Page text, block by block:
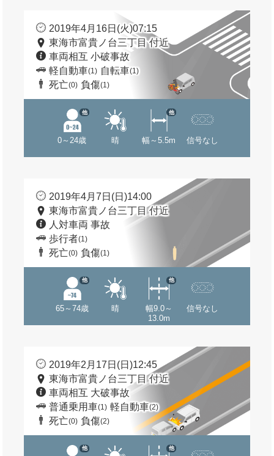
2019年4月16日(火)07:15
東海市富貴ノ台三丁目 付近
車両相互 小破事故
軽自動車(1) 自転車(1)
死亡(0) 負傷(1)
0～24歳
他
晴 幅～5.5m
他
信号なし
2019年4月7日(日)14:00
東海市富貴ノ台三丁目 付近
人対車両 事故
歩行者(1)
死亡(0) 負傷(1)
65～74歳
他
晴
幅9.0～
13.0m
他
信号なし
2019年2月17日(日)12:45
東海市富貴ノ台三丁目 付近
車両相互 大破事故
普通乗用車(1) 軽自動車(2)
死亡(0) 負傷(2)
他 他